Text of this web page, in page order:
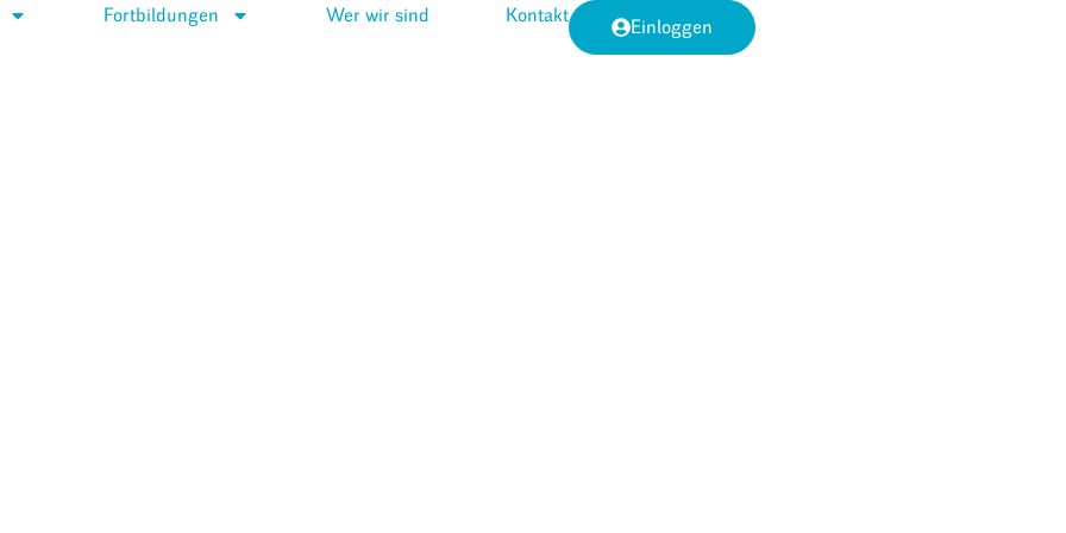
Fortbildungen Wer wir sind Kontakt
Einloggen